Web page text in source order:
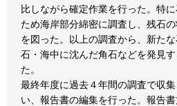
比しながら確定作業を行った。特
ため海岸部分綿密に調査し、残石
を図った。以上の調査から、新た
石・海中に沈んだ角石などを発見
た。
最終年度に過去４年間の調査で収
い、報告書の編集を行った。報告